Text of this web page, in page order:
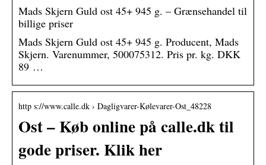
Mads Skjern Guld ost 45+ 945 g. – Grænsehandel til
billige priser
Mads Skjern Guld ost 45+ 945 g. Producent, Mads
Skjern. Varenummer, 500075312. Pris pr. kg. DKK
89 …
http s://www.calle.dk › Dagligvarer-Kølevarer-Ost_48228
Ost – Køb online på calle.dk til
gode priser. Klik her